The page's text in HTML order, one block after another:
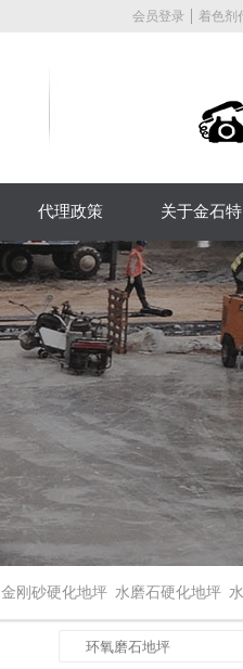
会员登录 着色剂
代理政策 关于金石特
金刚砂硬化地坪 水磨石硬化地坪